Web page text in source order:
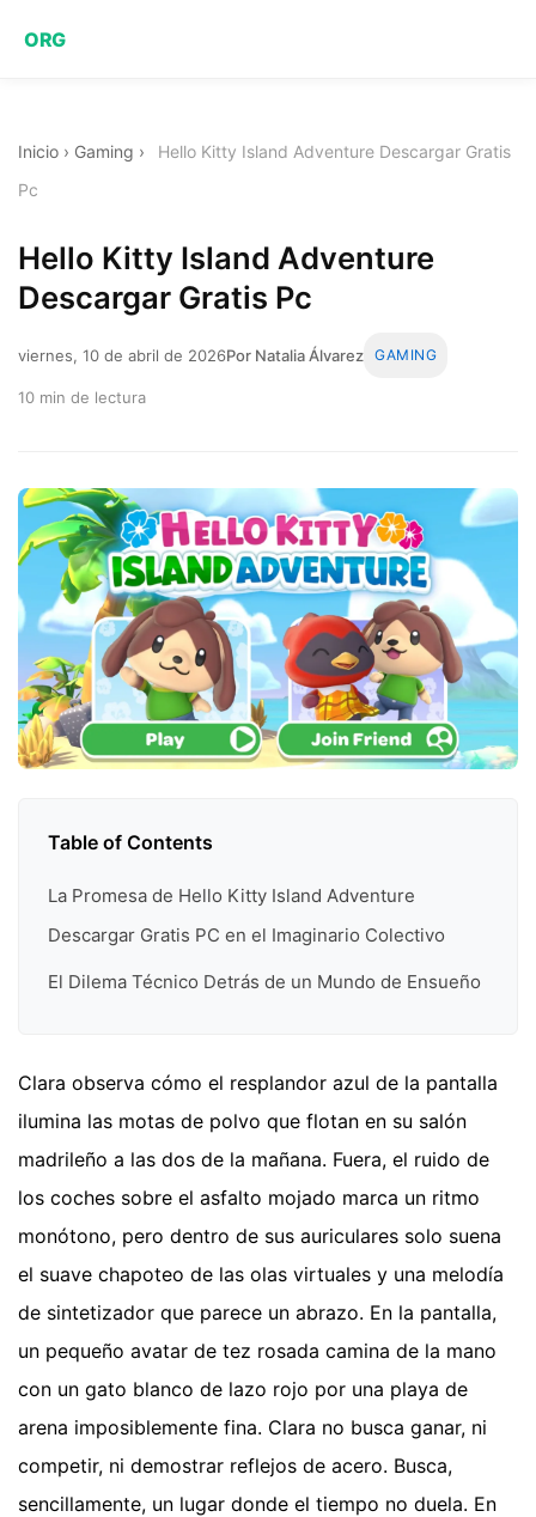
ORG
Inicio › Gaming ›
Hello Kitty Island Adventure Descargar Gratis
Pc
Hello Kitty Island Adventure
Descargar Gratis Pc
viernes, 10 de abril de 2026Por Natalia Álvarez GAMING
10 min de lectura
Table of Contents
La Promesa de Hello Kitty Island Adventure
Descargar Gratis PC en el Imaginario Colectivo
El Dilema Técnico Detrás de un Mundo de Ensueño
Clara observa cómo el resplandor azul de la pantalla
ilumina las motas de polvo que flotan en su salón
madrileño a las dos de la mañana. Fuera, el ruido de
los coches sobre el asfalto mojado marca un ritmo
monótono, pero dentro de sus auriculares solo suena
el suave chapoteo de las olas virtuales y una melodía
de sintetizador que parece un abrazo. En la pantalla,
un pequeño avatar de tez rosada camina de la mano
con un gato blanco de lazo rojo por una playa de
arena imposiblemente fina. Clara no busca ganar, ni
competir, ni demostrar reflejos de acero. Busca,
sencillamente, un lugar donde el tiempo no duela. En